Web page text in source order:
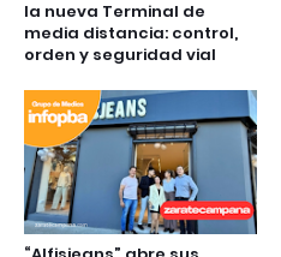
la nueva Terminal de
media distancia: control,
orden y seguridad vial